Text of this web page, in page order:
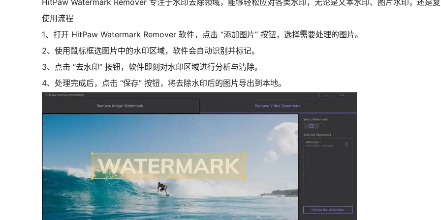
使用流程
1、打开 HitPaw Watermark Remover 软件，点击 “添加图片” 按钮，选择需要处理的图片。
2、使用鼠标框选图片中的水印区域，软件会自动识别并标记。
3、点击 “去水印” 按钮，软件即刻对水印区域进行分析与清除。
4、处理完成后，点击 “保存” 按钮，将去除水印后的图片导出到本地。